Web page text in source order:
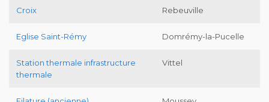
Croix Rebeuville
Eglise Saint-Rémy Domrémy-la-Pucelle
Station thermale infrastructure
thermale
Vittel